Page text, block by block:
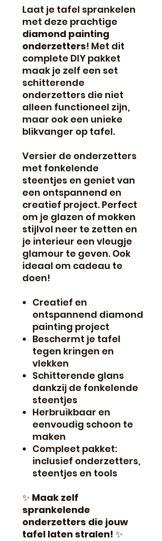
Laat je tafel sprankelen
met deze prachtige
diamond painting
onderzetters! Met dit
complete DIY pakket
maak je zelf een set
schitterende
onderzetters die niet
alleen functioneel zijn,
maar ook een unieke
blikvanger op tafel.
Versier de onderzetters
met fonkelende
steentjes en geniet van
een ontspannend en
creatief project. Perfect
om je glazen of mokken
stijlvol neer te zetten en
je interieur een vleugje
glamour te geven. Ook
ideaal om cadeau te
doen!
Creatief en
ontspannend diamond
painting project
Beschermt je tafel
tegen kringen en
vlekken
Schitterende glans
dankzij de fonkelende
steentjes
Herbruikbaar en
eenvoudig schoon te
maken
Compleet pakket:
inclusief onderzetters,
steentjes en tools
✨ Maak zelf
sprankelende
onderzetters die jouw
tafel laten stralen! ✨